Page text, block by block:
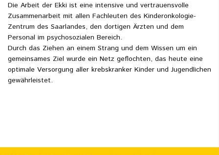
Die Arbeit der Ekki ist eine intensive und vertrauensvolle
Zusammenarbeit mit allen Fachleuten des Kinderonkologie-
Zentrum des Saarlandes, den dortigen Ärzten und dem
Personal im psychosozialen Bereich.
Durch das Ziehen an einem Strang und dem Wissen um ein
gemeinsames Ziel wurde ein Netz geflochten, das heute eine
optimale Versorgung aller krebskranker Kinder und Jugendlichen
gewährleistet.